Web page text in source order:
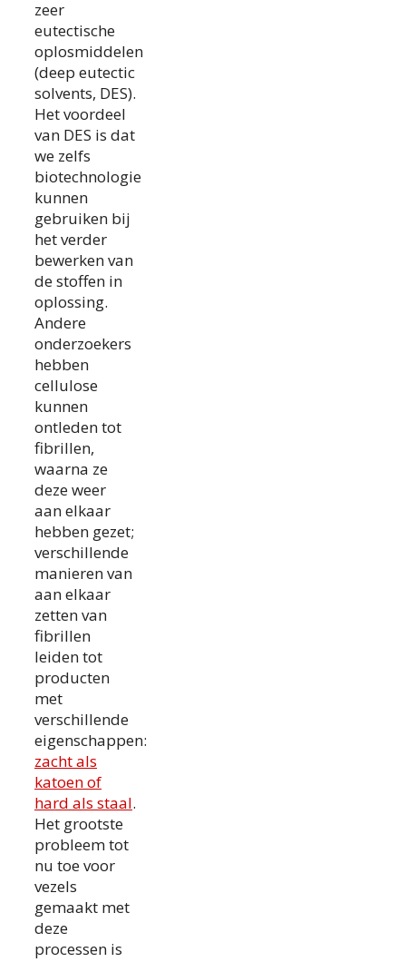
zeer
eutectische
oplosmiddelen
(deep eutectic
solvents, DES).
Het voordeel
van DES is dat
we zelfs
biotechnologie
kunnen
gebruiken bij
het verder
bewerken van
de stoffen in
oplossing.
Andere
onderzoekers
hebben
cellulose
kunnen
ontleden tot
fibrillen,
waarna ze
deze weer
aan elkaar
hebben gezet;
verschillende
manieren van
aan elkaar
zetten van
fibrillen
leiden tot
producten
met
verschillende
eigenschappen:
zacht als
katoen of
hard als staal.
Het grootste
probleem tot
nu toe voor
vezels
gemaakt met
deze
processen is